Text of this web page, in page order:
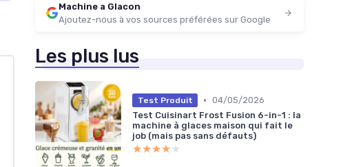
Machine a Glacon
Ajoutez-nous à vos sources préférées sur Google
Les plus lus
Test Produit • 04/05/2026
Test Cuisinart Frost Fusion 6-in-1 : la
machine à glaces maison qui fait le
job (mais pas sans défauts)
★★★★★
★★★★★